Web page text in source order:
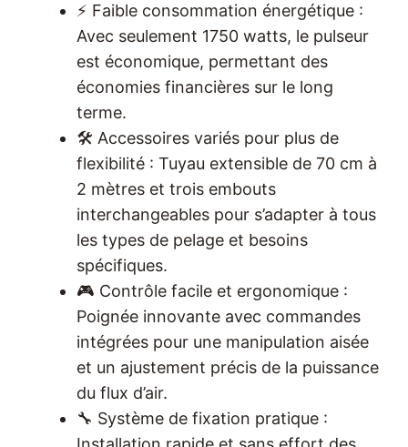
⚡ Faible consommation énergétique :
Avec seulement 1750 watts, le pulseur
est économique, permettant des
économies financières sur le long
terme.
🛠️ Accessoires variés pour plus de
flexibilité : Tuyau extensible de 70 cm à
2 mètres et trois embouts
interchangeables pour s’adapter à tous
les types de pelage et besoins
spécifiques.
🎮 Contrôle facile et ergonomique :
Poignée innovante avec commandes
intégrées pour une manipulation aisée
et un ajustement précis de la puissance
du flux d’air.
🔧 Système de fixation pratique :